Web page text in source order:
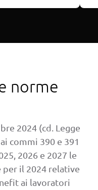
norme
2024 (cd. Legge
commi 390 e 391
2026 e 2027 le
per il 2024 relative
ai lavoratori